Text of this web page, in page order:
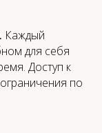
Каждый
для себя
Доступ к
по